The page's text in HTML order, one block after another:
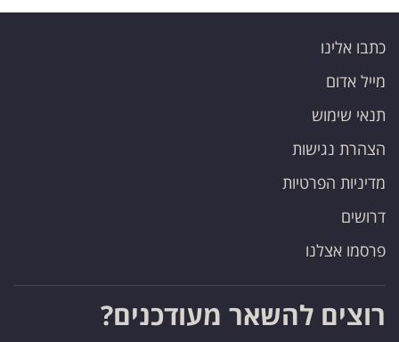
כתבו אלינו
מייל אדום
תנאי שימוש
הצהרת נגישות
מדיניות הפרטיות
דרושים
פרסמו אצלנו
רוצים להשאר מעודכנים?